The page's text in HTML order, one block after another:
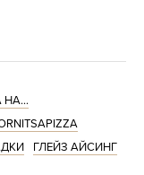
НА...
ГЛЕЙЗ АЙСИНГ